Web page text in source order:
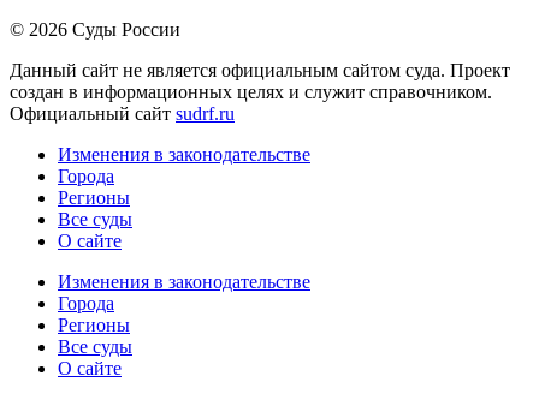
© 2026 Суды России
Данный сайт не является официальным сайтом суда. Проект
создан в информационных целях и служит справочником.
Официальный сайт sudrf.ru
Изменения в законодательстве
Города
Регионы
Все суды
О сайте
Изменения в законодательстве
Города
Регионы
Все суды
О сайте